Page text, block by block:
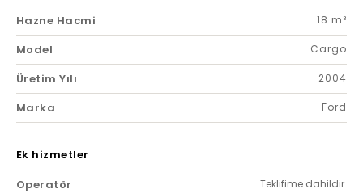
Hazne Hacmi 18 m³
Model Cargo
Üretim Yılı 2004
Marka Ford
Ek hizmetler
Operatör
Teklifime dahildir.